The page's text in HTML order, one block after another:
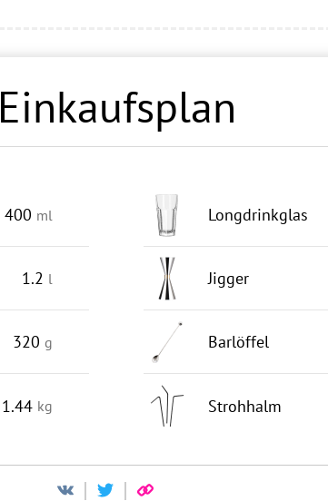
Einkaufsplan
400 ml
1.2 l
320 g
1.44 kg
Longdrinkglas
Jigger
Barlöffel
Strohhalm